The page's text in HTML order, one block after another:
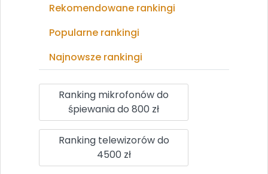
Rekomendowane rankingi
Popularne rankingi
Najnowsze rankingi
Ranking mikrofonów do
śpiewania do 800 zł
Ranking telewizorów do
4500 zł